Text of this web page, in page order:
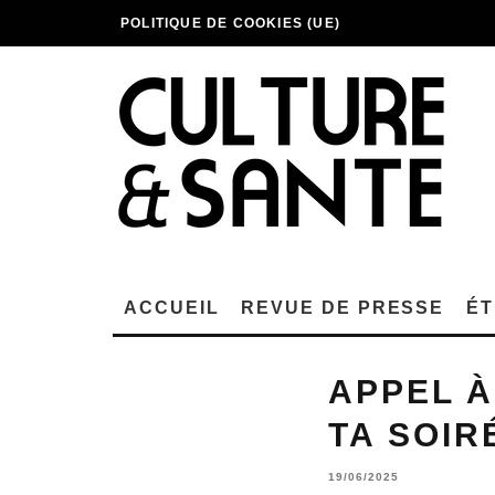
POLITIQUE DE COOKIES (UE)
ACCUEIL REVUE DE PRESSE
APPEL
TA
19/06/2025